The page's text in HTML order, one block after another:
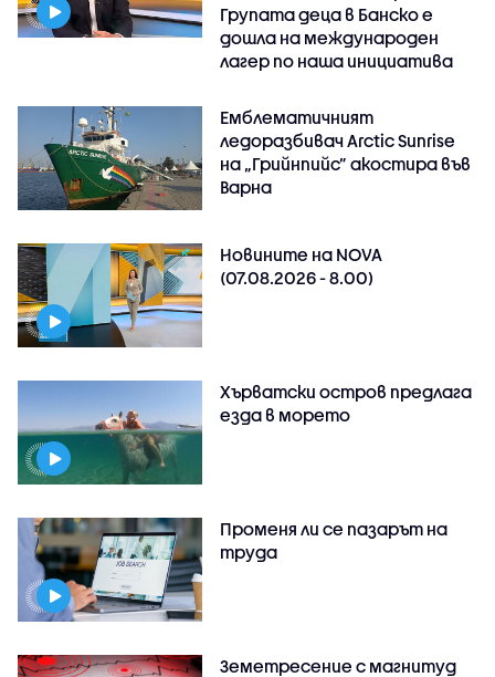
Групата деца в Банско е
дошла на международен
лагер по наша инициатива
Емблематичният
ледоразбивач Arctic Sunrise
на „Грийнпийс” акостира във
Варна
Новините на NOVA
(07.08.2026 - 8.00)
Хърватски остров предлага
езда в морето
Променя ли се пазарът на
труда
Земетресение с магнитуд